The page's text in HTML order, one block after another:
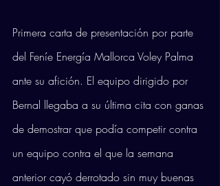
Primera carta de presentación por parte
del Feníe Energía Mallorca Voley Palma
ante su afición. El equipo dirigido por
Bernal llegaba a su última cita con ganas
de demostrar que podía competir contra
un equipo contra el que la semana
anterior cayó derrotado sin muy buenas